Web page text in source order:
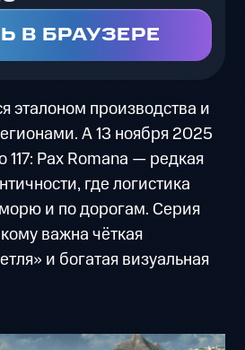
В БРАУЗЕРЕ
эталоном производства и
А 13 ноября 2025
117: Pax Romana — редкая
где логистика
и по дорогам. Серия
важна чёткая
и богатая визуальная